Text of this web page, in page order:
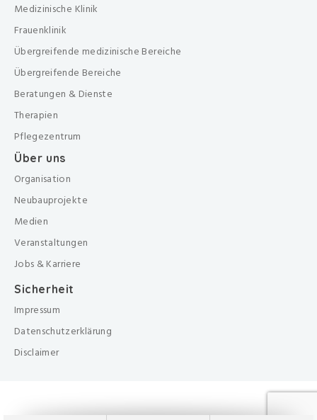
Medizinische Klinik
Frauenklinik
Übergreifende medizinische Bereiche
Übergreifende Bereiche
Beratungen & Dienste
Therapien
Pflegezentrum
Über uns
Organisation
Neubauprojekte
Medien
Veranstaltungen
Jobs & Karriere
Sicherheit
Impressum
Datenschutzerklärung
Disclaimer